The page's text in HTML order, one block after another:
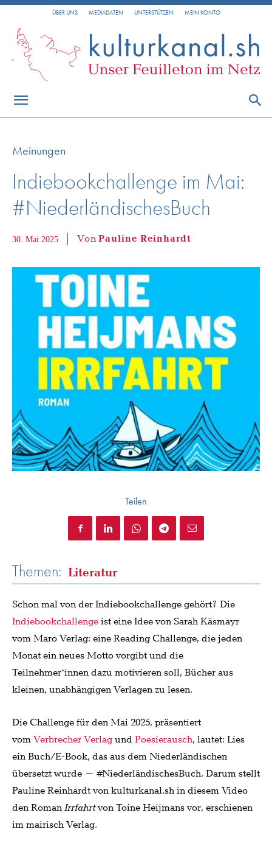
ÜBER UNS MEDIADATEN UNTERSTÜTZEN MEIN KONTO
Meinungen
Indiebookchallenge im Mai:
#NiederländischesBuch
30. Mai 2025 VonPauline Reinhardt
Teilen
Themen: Literatur
Schon mal von der Indiebookchallenge gehört? Die
Indiebookchallengeist eine Idee von Sarah Käsmayr
vom Maro Verlag: eine Reading Challenge, die jeden
Monat ein neues Motto vorgibt und die
Teilnehmer*innen dazu motivieren soll, Bücher aus
kleinen, unabhängigen Verlagen zu lesen.
Die Challenge für den Mai 2025, präsentiert
vomVerbrecher Verlagund Poesierausch, lautet: Lies
ein Buch/E-Book, das aus dem Niederländischen
übersetzt wurde – #NiederländischesBuch. Darum stellt
Pauline Reinhardt von kulturkanal.sh in diesem Video
den RomanIrrfahrtvon Toine Heijmans vor, erschienen
im mairisch Verlag.